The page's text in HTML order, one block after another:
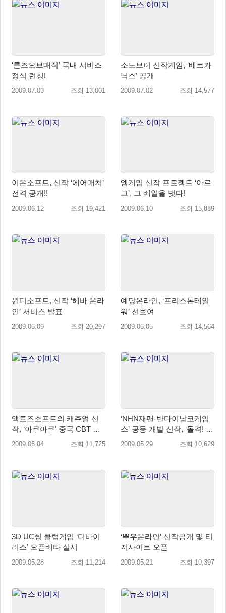
‘룬즈오브매직’ 국내 서비스
정식 런칭!
2009.07.03 조회 13,001
소노브이 신작게임, ‘베르카
닉스’ 공개
2009.07.02 조회 14,577
이온소프트, 신작 ‘에어매치’
전격 공개!!
2009.06.12 조회 19,421
엠게임 신작 프로젝트 ‘아르
고’, 그 베일을 벗다!
2009.06.10 조회 15,889
윈디소프트, 신작 ‘헤바 온라
인’ 서비스 발표
2009.06.09 조회 20,297
예당온라인, ‘프리스톤테일
워’ 선보여
2009.06.05 조회 14,564
액토즈소프트의 캐주얼 신
작, ‘아쿠아쿠’ 중국 CBT 시
작
2009.06.04 조회 11,725
‘NHN재팬-반다이남코게임
스’ 공동 개발 신작, ‘돌격! 합
전 스타디움’ 발표
2009.05.29 조회 10,629
3D UC씽 클럽게임 ‘디바이
러스’ 오픈베타 실시
2009.05.28 조회 11,214
‘뿌우온라인’ 신작공개 및 티
저사이트 오픈
2009.05.21 조회 10,397